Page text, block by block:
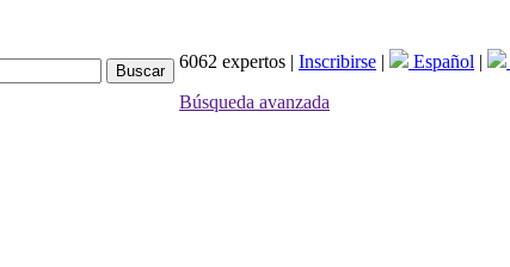
6062 expertos | Inscribirse | Español |
Búsqueda avanzada